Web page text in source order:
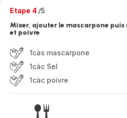
Etape 4 /5
Mixer, ajouter le mascarpone puis
et poivre
1càs mascarpone
1càc Sel
1càc poivre